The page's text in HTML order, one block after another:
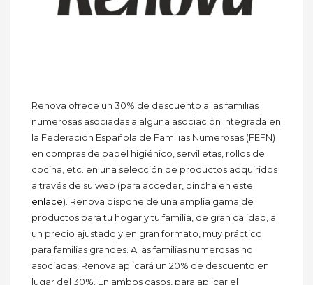
Renova ofrece un 30% de descuento a las familias
numerosas asociadas a alguna asociación integrada en
la Federación Española de Familias Numerosas (FEFN)
en compras de papel higiénico, servilletas, rollos de
cocina, etc. en una selección de productos adquiridos
a través de su web (para acceder, pincha en este
enlace). Renova dispone de una amplia gama de
productos para tu hogar y tu familia, de gran calidad, a
un precio ajustado y en gran formato, muy práctico
para familias grandes. A las familias numerosas no
asociadas, Renova aplicará un 20% de descuento en
lugar del 30%. En ambos casos, para aplicar el